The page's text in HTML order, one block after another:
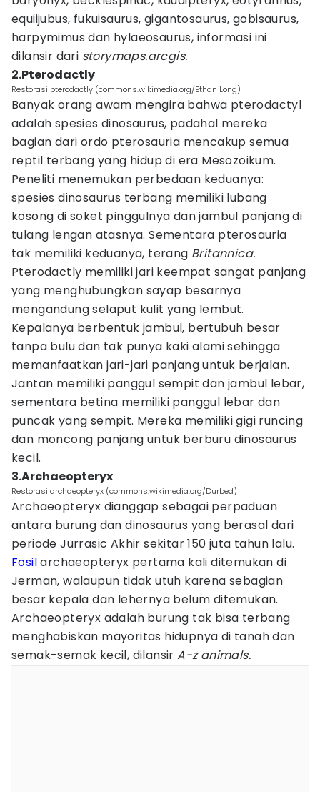
equiijubus, fukuisaurus, gigantosaurus, gobisaurus,
harpymimus dan hylaeosaurus, informasi ini
dilansir dari storymaps.arcgis.
2.Pterodactly
Restorasi pterodactly (commons.wikimedia.org/Ethan Long)
Banyak orang awam mengira bahwa pterodactyl
adalah spesies dinosaurus, padahal mereka
bagian dari ordo pterosauria mencakup semua
reptil terbang yang hidup di era Mesozoikum.
Peneliti menemukan perbedaan keduanya:
spesies dinosaurus terbang memiliki lubang
kosong di soket pinggulnya dan jambul panjang di
tulang lengan atasnya. Sementara pterosauria
tak memiliki keduanya, terang Britannica.
Pterodactly memiliki jari keempat sangat panjang
yang menghubungkan sayap besarnya
mengandung selaput kulit yang lembut.
Kepalanya berbentuk jambul, bertubuh besar
tanpa bulu dan tak punya kaki alami sehingga
memanfaatkan jari-jari panjang untuk berjalan.
Jantan memiliki panggul sempit dan jambul lebar,
sementara betina memiliki panggul lebar dan
puncak yang sempit. Mereka memiliki gigi runcing
dan moncong panjang untuk berburu dinosaurus
kecil.
3.Archaeopteryx
Restorasi archaeopteryx (commons.wikimedia.org/Durbed)
Archaeopteryx dianggap sebagai perpaduan
antara burung dan dinosaurus yang berasal dari
periode Jurrasic Akhir sekitar 150 juta tahun lalu.
Fosilarchaeopteryx pertama kali ditemukan di
Jerman, walaupun tidak utuh karena sebagian
besar kepala dan lehernya belum ditemukan.
Archaeopteryx adalah burung tak bisa terbang
menghabiskan mayoritas hidupnya di tanah dan
semak-semak kecil, dilansirA-z animals.